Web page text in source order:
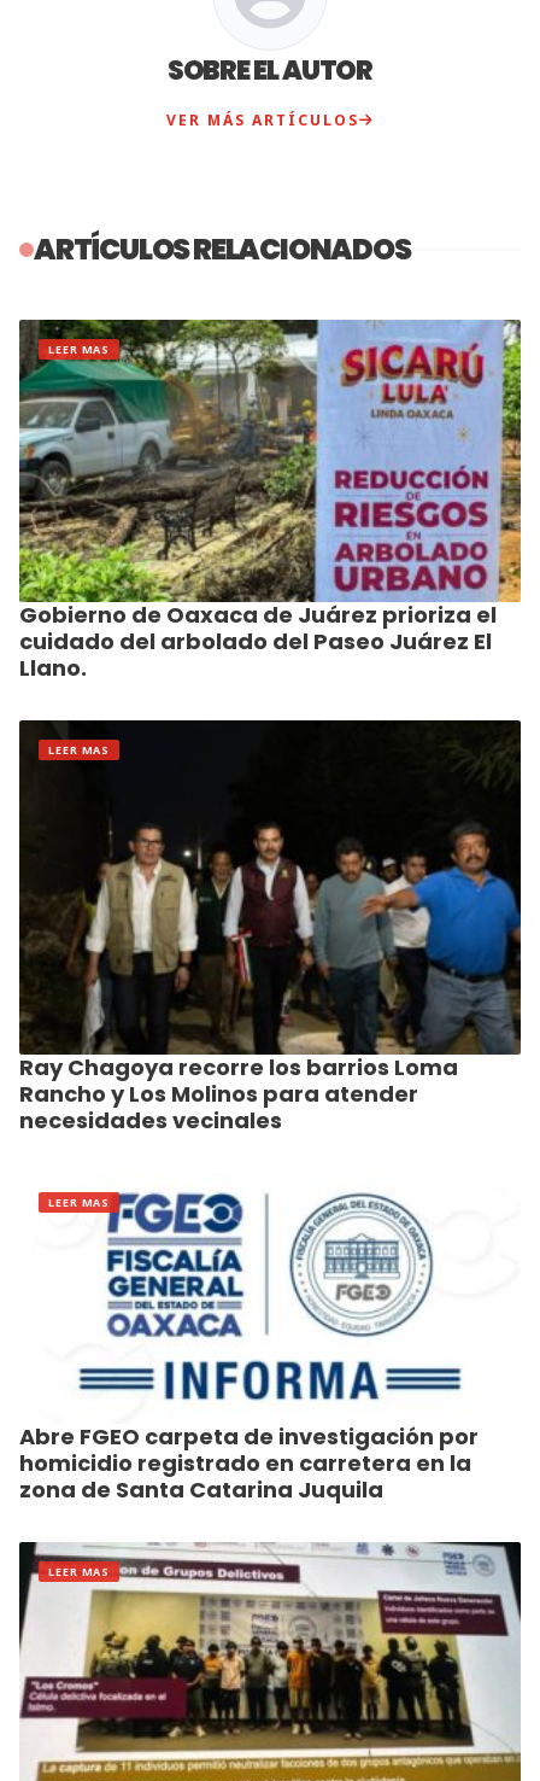
SOBRE EL AUTOR
VER MÁS ARTÍCULOS
ARTÍCULOS RELACIONADOS
LEER MAS
Gobierno de Oaxaca de Juárez prioriza el
cuidado del arbolado del Paseo Juárez El
Llano.
LEER MAS
Ray Chagoya recorre los barrios Loma
Rancho y Los Molinos para atender
necesidades vecinales
LEER MAS
Abre FGEO carpeta de investigación por
homicidio registrado en carretera en la
zona de Santa Catarina Juquila
LEER MAS